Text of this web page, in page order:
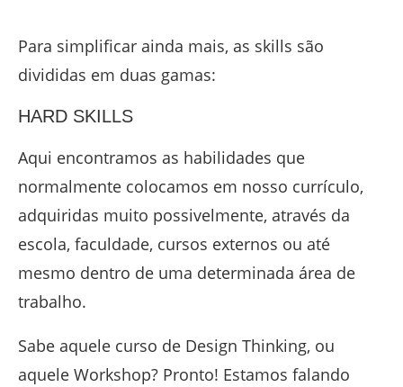
Para simplificar ainda mais, as skills são
divididas em duas gamas:
HARD SKILLS
Aqui encontramos as habilidades que
normalmente colocamos em nosso currículo,
adquiridas muito possivelmente, através da
escola, faculdade, cursos externos ou até
mesmo dentro de uma determinada área de
trabalho.
Sabe aquele curso de Design Thinking, ou
aquele Workshop? Pronto! Estamos falando